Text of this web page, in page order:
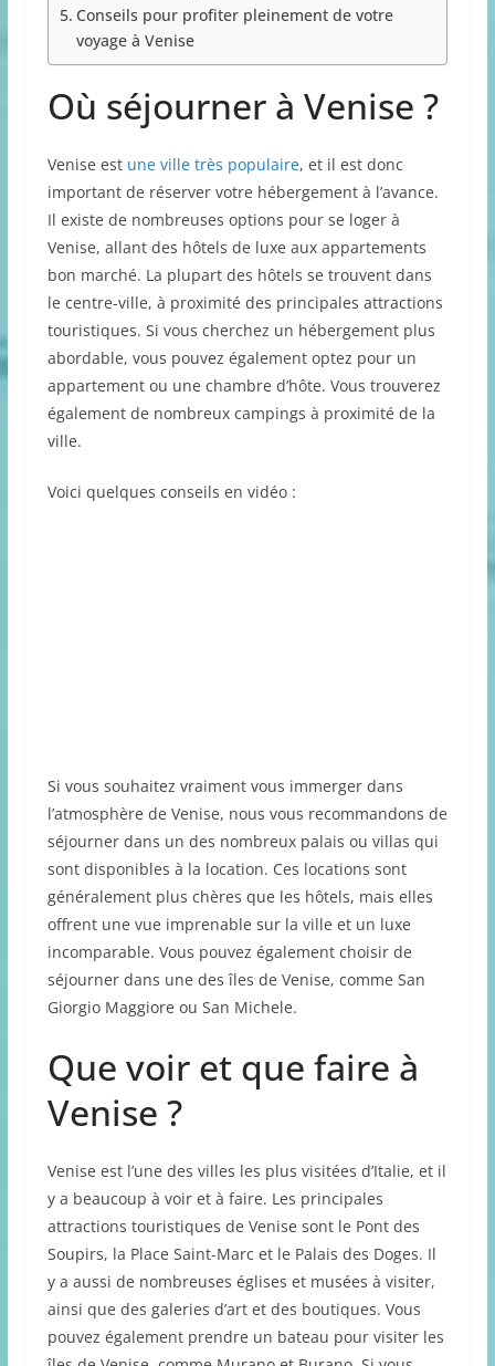
Conseils pour profiter pleinement de votre
voyage à Venise
Où séjourner à Venise ?
Venise est une ville très populaire, et il est donc
important de réserver votre hébergement à l’avance.
Il existe de nombreuses options pour se loger à
Venise, allant des hôtels de luxe aux appartements
bon marché. La plupart des hôtels se trouvent dans
le centre-ville, à proximité des principales attractions
touristiques. Si vous cherchez un hébergement plus
abordable, vous pouvez également optez pour un
appartement ou une chambre d’hôte. Vous trouverez
également de nombreux campings à proximité de la
ville.
Voici quelques conseils en vidéo :
Si vous souhaitez vraiment vous immerger dans
l’atmosphère de Venise, nous vous recommandons de
séjourner dans un des nombreux palais ou villas qui
sont disponibles à la location. Ces locations sont
généralement plus chères que les hôtels, mais elles
offrent une vue imprenable sur la ville et un luxe
incomparable. Vous pouvez également choisir de
séjourner dans une des îles de Venise, comme San
Giorgio Maggiore ou San Michele.
Que voir et que faire à
Venise ?
Venise est l’une des villes les plus visitées d’Italie, et il
y a beaucoup à voir et à faire. Les principales
attractions touristiques de Venise sont le Pont des
Soupirs, la Place Saint-Marc et le Palais des Doges. Il
y a aussi de nombreuses églises et musées à visiter,
ainsi que des galeries d’art et des boutiques. Vous
pouvez également prendre un bateau pour visiter les